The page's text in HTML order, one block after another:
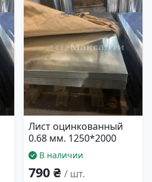
Лист оцинкованный
0.68 мм. 1250*2000
В наличии
790 ₴ / шт.